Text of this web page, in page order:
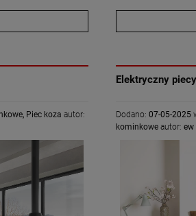
, Piec koza autor:
Elektryczny
Dodano: 07-05-2025
kominkoweautor: ew